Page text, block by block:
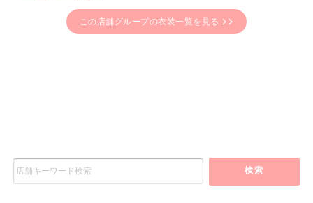
この店舗グループの衣装一覧を見る
検索